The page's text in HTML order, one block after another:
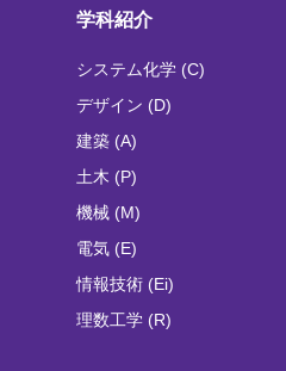
学科紹介
システム化学 (C)
デザイン (D)
建築 (A)
土木 (P)
機械 (M)
電気 (E)
情報技術 (Ei)
理数工学 (R)